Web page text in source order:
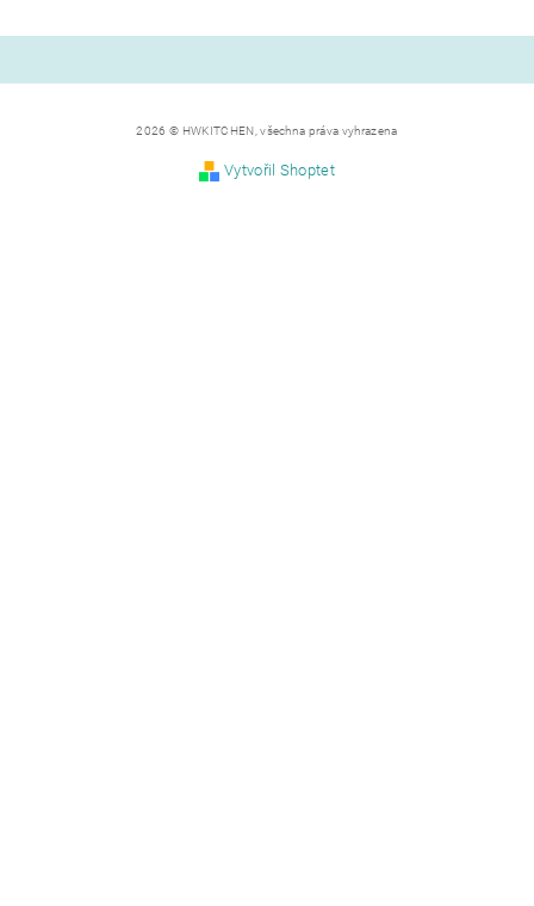
2026 © HWKITCHEN, všechna práva vyhrazena
Vytvořil Shoptet